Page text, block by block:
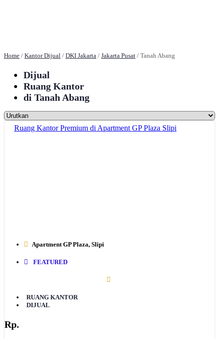
Home / Kantor Dijual / DKI Jakarta / Jakarta Pusat / Tanah Abang
Dijual
Ruang Kantor
di Tanah Abang
Ruang Kantor Premium di Apartment GP Plaza Slipi
Apartment GP Plaza, Slipi
FEATURED
RUANG KANTOR
DIJUAL
Rp.